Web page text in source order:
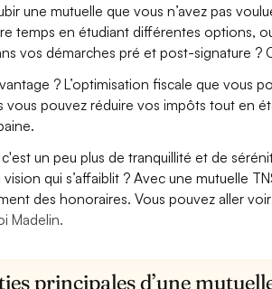
une mutuelle que vous n’avez pas
temps en étudiant différentes options,
vos démarches pré et post-signature ?
? L’optimisation fiscale que vous
vous pouvez réduire vos impôts tout en
un peu plus de tranquillité et de
vision qui s’affaiblit ? Avec une mutuelle
des honoraires. Vous pouvez aller
Madelin.
principales d’une